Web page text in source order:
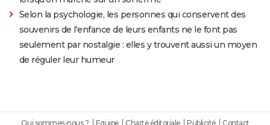
Selon la psychologie, les personnes qui conservent des
souvenirs de l'enfance de leurs enfants ne le font pas
seulement par nostalgie : elles y trouvent aussi un moyen
de réguler leur humeur
Qui sommes-nous ? Equipe Charte éditoriale Publicité Contact